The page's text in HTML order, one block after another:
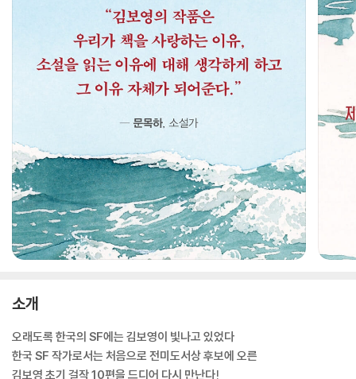
소개
오래도록 한국의 SF에는 김보영이 빛나고 있었다
한국 SF 작가로서는 처음으로 전미도서상 후보에 오른
김보영 초기 걸작 10편을 드디어 다시 만난다!